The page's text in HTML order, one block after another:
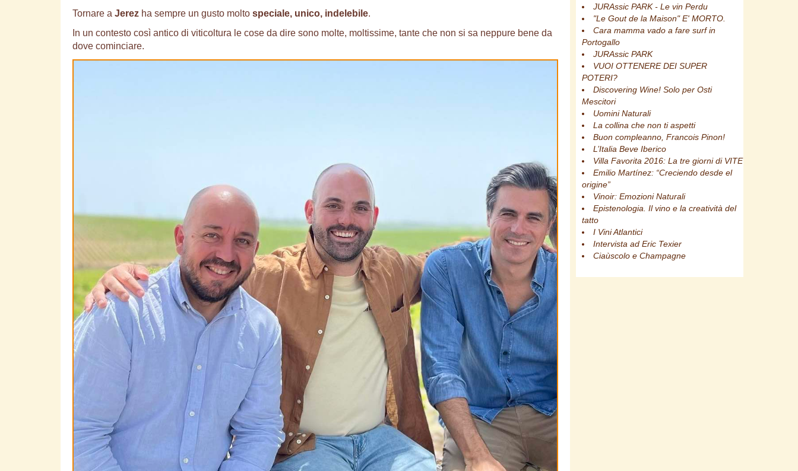
Tornare a Jerez ha sempre un gusto molto speciale, unico, indelebile.
In un contesto così antico di viticoltura le cose da dire sono molte, moltissime, tante che non si sa neppure bene da
dove cominciare.
JURAssic PARK - Le vin Perdu
"Le Gout de la Maison" E' MORTO.
Cara mamma vado a fare surf in
Portogallo
JURAssic PARK
VUOI OTTENERE DEI SUPER
POTERI?
Discovering Wine! Solo per Osti
Mescitori
Uomini Naturali
La collina che non ti aspetti
Buon compleanno, Francois Pinon!
L’Italia Beve Iberico
Villa Favorita 2016: La tre giorni di VITE
Emilio Martínez: “Creciendo desde el
origine”
Vinoir: Emozioni Naturali
Epistenologia. Il vino e la creatività del
tatto
I Vini Atlantici
Intervista ad Eric Texier
Ciaùscolo e Champagne